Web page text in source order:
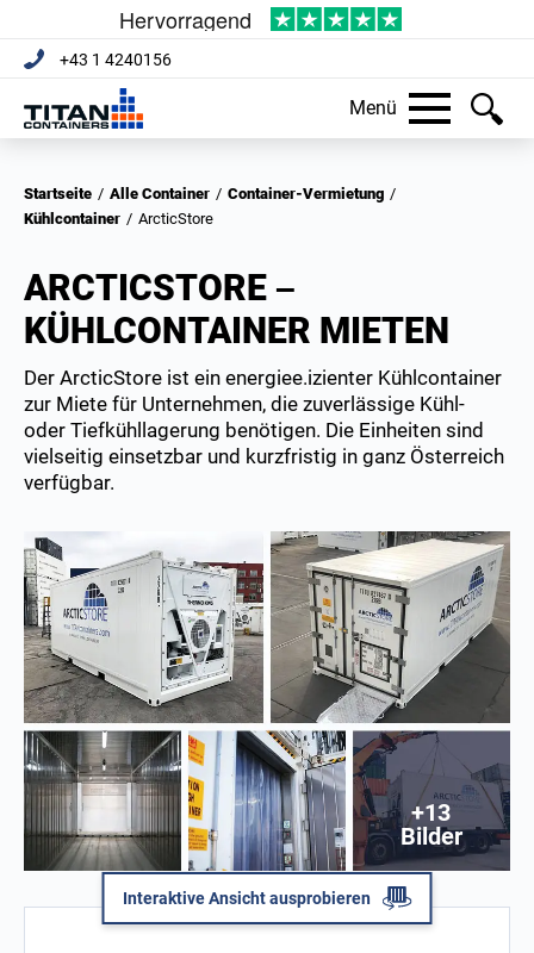
+43 1 4240156
Menü
Startseite / Alle Container / Container-Vermietung /
Kühlcontainer / ArcticStore
ARCTICSTORE –
KÜHLCONTAINER MIETEN
Der ArcticStore ist ein energiee.izienter Kühlcontainer
zur Miete für Unternehmen, die zuverlässige Kühl-
oder Tiefkühllagerung benötigen. Die Einheiten sind
vielseitig einsetzbar und kurzfristig in ganz Österreich
verfügbar.
Interaktive Ansicht ausprobieren
+13
Bilder